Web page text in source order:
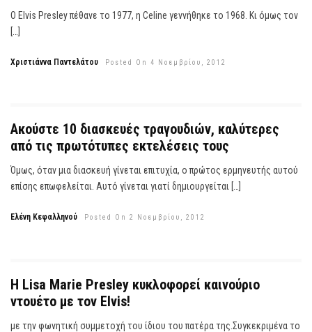
Ο Elvis Presley πέθανε το 1977, η Celine γεννήθηκε το 1968. Κι όμως τον
[…]
Χριστιάννα Παντελάτου Posted On 4 Νοεμβρίου, 2012
Ακούστε 10 διασκευές τραγουδιών, καλύτερες
από τις πρωτότυπες εκτελέσεις τους
Όμως, όταν μια διασκευή γίνεται επιτυχία, ο πρώτος ερμηνευτής αυτού
επίσης επωφελείται. Αυτό γίνεται γιατί δημιουργείται […]
Ελένη Κεφαλληνού Posted On 2 Νοεμβρίου, 2012
Η Lisa Marie Presley κυκλοφορεί καινούριο
ντουέτο με τον Elvis!
με την φωνητική συμμετοχή του ίδιου του πατέρα της.Συγκεκριμένα το